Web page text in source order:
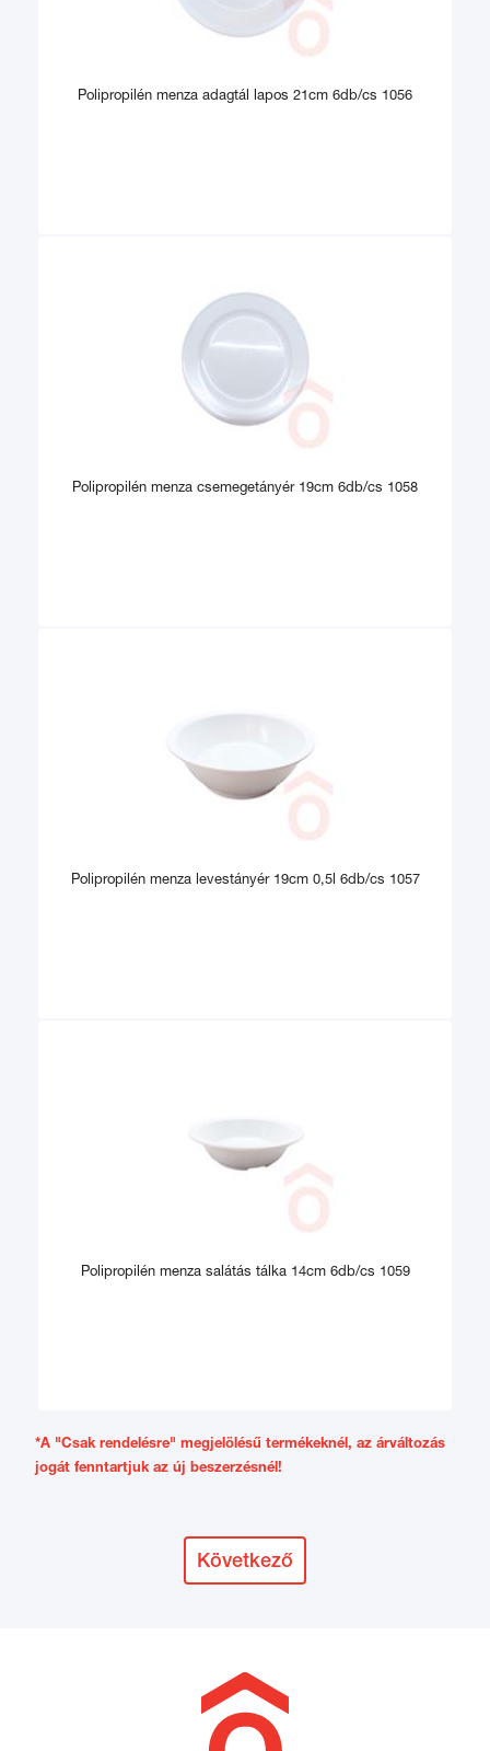
Polipropilén menza adagtál lapos 21cm 6db/cs 1056
Polipropilén menza csemegetányér 19cm 6db/cs 1058
Polipropilén menza levestányér 19cm 0,5l 6db/cs 1057
Polipropilén menza salátás tálka 14cm 6db/cs 1059
*A "Csak rendelésre" megjelölésű termékeknél, az árváltozás
jogát fenntartjuk az új beszerzésnél!
Következő